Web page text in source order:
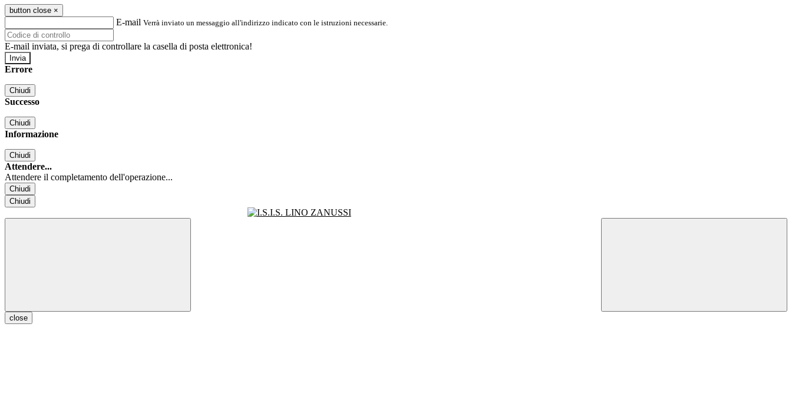
button close ×
E-mail Verrà inviato un messaggio all'indirizzo indicato con le istruzioni necessarie.
E-mail inviata, si prega di controllare la casella di posta elettronica!
Errore
Chiudi
Successo
Chiudi
Informazione
Chiudi
Attendere...
Attendere il completamento dell'operazione...
Chiudi
Chiudi
close